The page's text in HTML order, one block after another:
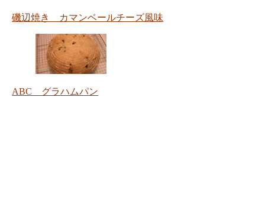
磯辺焼き カマンベールチーズ風味
ABC グラハムパン